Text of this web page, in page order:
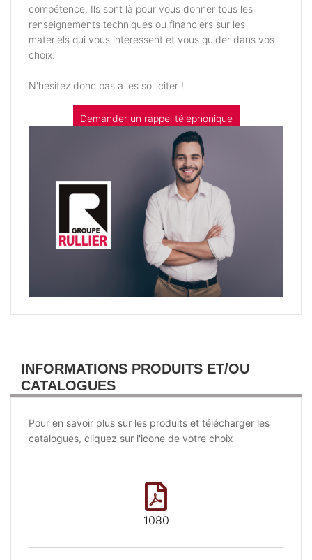
compétence. Ils sont là pour vous donner tous les
renseignements techniques ou financiers sur les
matériels qui vous intéressent et vous guider dans vos
choix.
N'hésitez donc pas à les solliciter !
Demander un rappel téléphonique
INFORMATIONS PRODUITS ET/OU
CATALOGUES
Pour en savoir plus sur les produits et télécharger les
catalogues, cliquez sur l'icone de votre choix
1080